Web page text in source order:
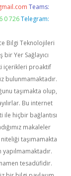
Teams:
0 726 Telegram:
Bilgi Teknolojileri
Yer Sağlayıcı
içerikleri proaktif
bulunmamaktadır.
taşımakta olup,
Bu internet
ile hiçbir bağlantısı
makaleler
taşımamakta
tesadüfidir.